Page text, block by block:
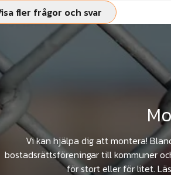
fler frågor och svar
Vi kan hjälpa dig att montera!
bostadsrättsföreningar till kommuner
för stort eller för litet.